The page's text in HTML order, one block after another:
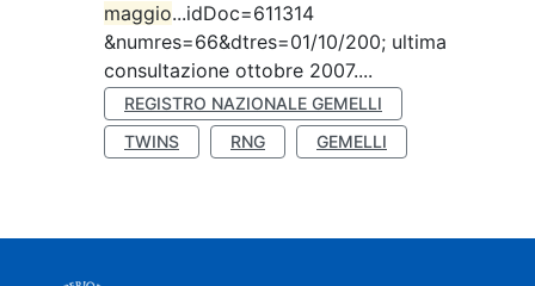
maggio...idDoc=611314
&numres=66&dtres=01/10/200; ultima
consultazione ottobre 2007....
REGISTRO NAZIONALE GEMELLI
TWINS
RNG GEMELLI